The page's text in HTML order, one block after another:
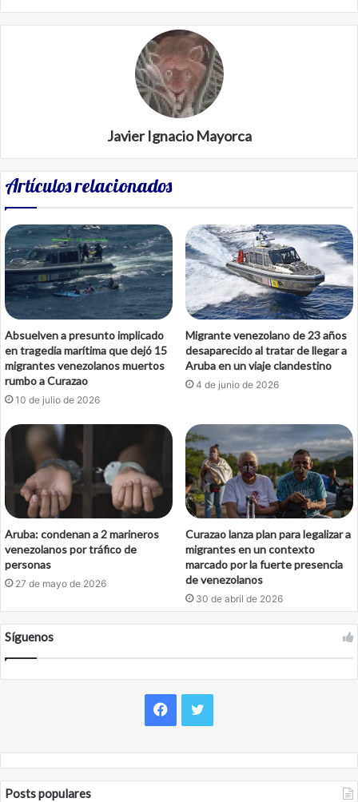
Javier Ignacio Mayorca
Artículos relacionados
Absuelven a presunto implicado
en tragedia marítima que dejó 15
migrantes venezolanos muertos
rumbo a Curazao
10 de julio de 2026
Migrante venezolano de 23 años
desaparecido al tratar de llegar a
Aruba en un viaje clandestino
4 de junio de 2026
Aruba: condenan a 2 marineros
venezolanos por tráfico de
personas
27 de mayo de 2026
Curazao lanza plan para legalizar a
migrantes en un contexto
marcado por la fuerte presencia
de venezolanos
30 de abril de 2026
Síguenos
Facebook
Twitter
Posts populares